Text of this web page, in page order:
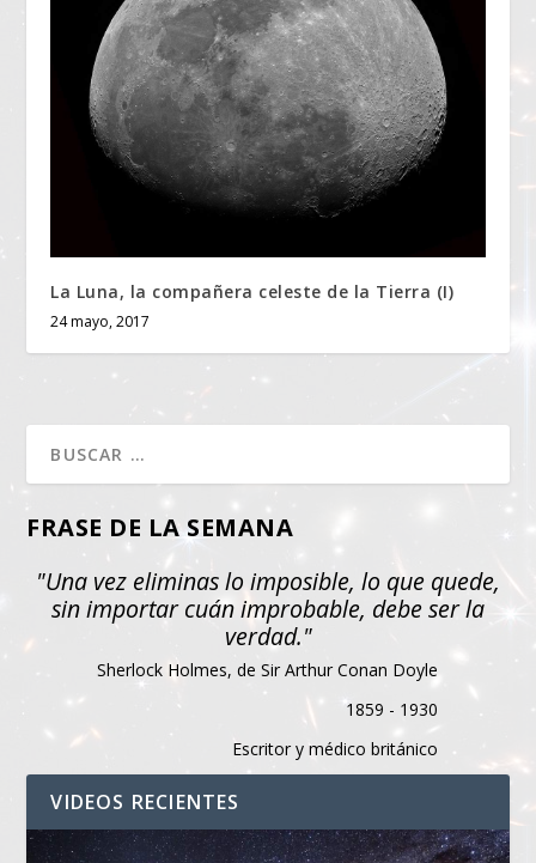
La Luna, la compañera celeste de la Tierra (I)
24 mayo, 2017
FRASE DE LA SEMANA
"Una vez eliminas lo imposible, lo que quede,
sin importar cuán improbable, debe ser la
verdad."
Sherlock Holmes, de Sir Arthur Conan Doyle
1859 - 1930
Escritor y médico británico
VIDEOS RECIENTES